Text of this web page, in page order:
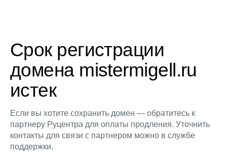
Срок регистрации
домена mistermigell.ru
истек
Если вы хотите сохранить домен — обратитесь к
партнеру Руцентра для оплаты продления. Уточнить
контакты для связи с партнером можно в службе
поддержки.